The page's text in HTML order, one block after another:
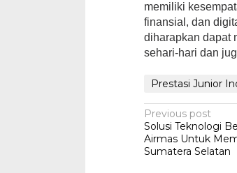
memiliki
finansial, dan
diharapkan dapat
sehari-hari dan
Prestasi Junior
Post
Previous post
Solusi Teknologi
Airmas Untuk
Sumatera Selatan